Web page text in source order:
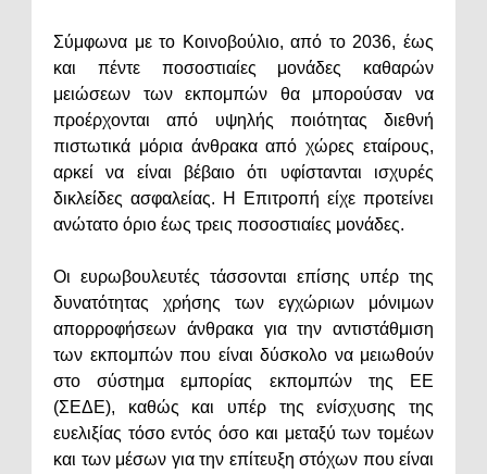
Σύμφωνα με το Κοινοβούλιο, από το 2036, έως
και πέντε ποσοστιαίες μονάδες καθαρών
μειώσεων των εκπομπών θα μπορούσαν να
προέρχονται από υψηλής ποιότητας διεθνή
πιστωτικά μόρια άνθρακα από χώρες εταίρους,
αρκεί να είναι βέβαιο ότι υφίστανται ισχυρές
δικλείδες ασφαλείας. Η Επιτροπή είχε προτείνει
ανώτατο όριο έως τρεις ποσοστιαίες μονάδες.
Οι ευρωβουλευτές τάσσονται επίσης υπέρ της
δυνατότητας χρήσης των εγχώριων μόνιμων
απορροφήσεων άνθρακα για την αντιστάθμιση
των εκπομπών που είναι δύσκολο να μειωθούν
στο σύστημα εμπορίας εκπομπών της ΕΕ
(ΣΕΔΕ), καθώς και υπέρ της ενίσχυσης της
ευελιξίας τόσο εντός όσο και μεταξύ των τομέων
και των μέσων για την επίτευξη στόχων που είναι